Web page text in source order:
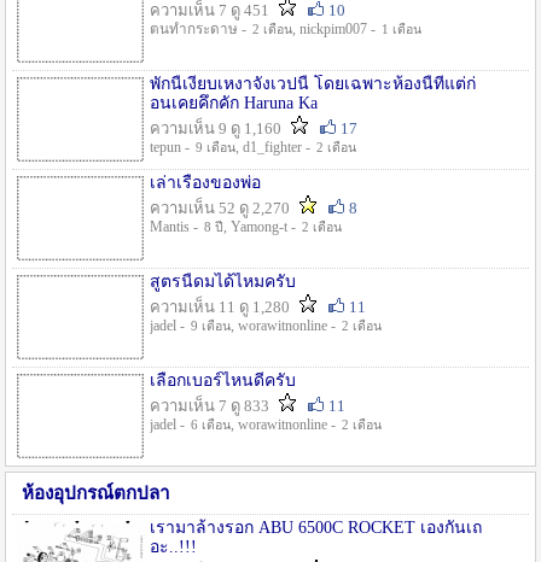
ความเห็น 7 ดู 451
10
ตนทำกระดาษ - 2 เดือน, nickpim007 - 1 เดือน
พักนี้เงียบเหงาจังเวปนี้ โดยเฉพาะห้องนี้ที่แต่ก่
อนเคยคึกคัก Haruna Ka
ความเห็น 9 ดู 1,160
17
tepun - 9 เดือน, d1_fighter - 2 เดือน
เล่าเรื่องของพ่อ
ความเห็น 52 ดู 2,270
8
Mantis - 8 ปี , Yamong-t - 2 เดือน
สูตรนี้ดมได้ไหมครับ
ความเห็น 11 ดู 1,280
11
jadel - 9 เดือน, worawitnonline - 2 เดือน
เลือกเบอร์ไหนดีครับ
ความเห็น 7 ดู 833
11
jadel - 6 เดือน, worawitnonline - 2 เดือน
ห้องอุปกรณ์ตกปลา
เรามาล้างรอก ABU 6500C ROCKET เองกันเถ
อะ..!!!